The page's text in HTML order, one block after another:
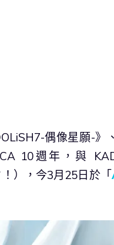
偶像星願-》
10週年，與
），今3月25日於「